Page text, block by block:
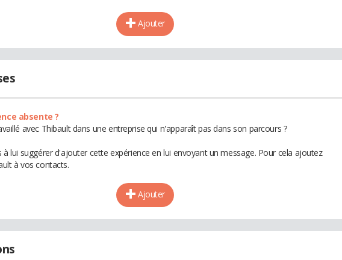
Ajouter
absente ?
avec Thibault dans une entreprise qui n'apparaît pas dans son parcours ?
à lui suggérer d'ajouter cette expérience en lui envoyant un message. Pour cela ajoutez
à vos contacts.
Ajouter